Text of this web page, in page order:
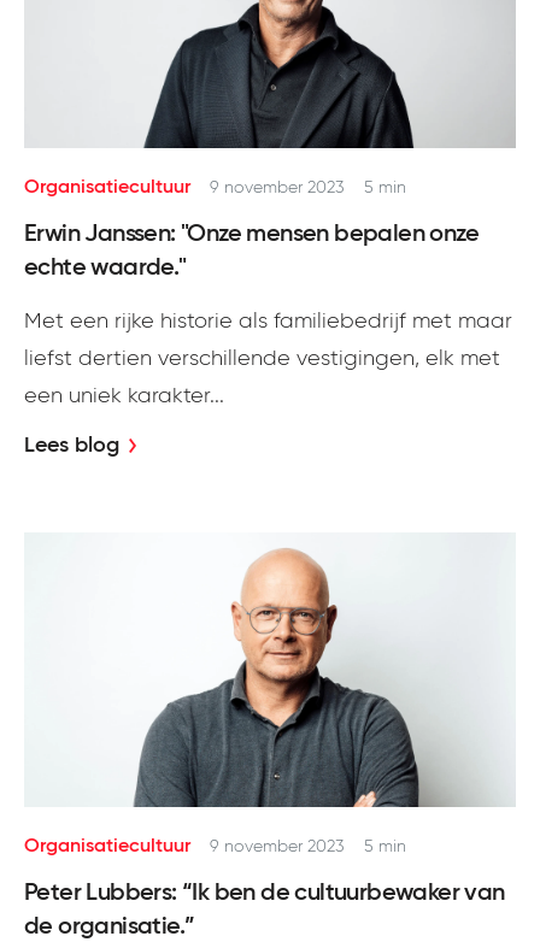
Organisatiecultuur 9 november 2023 5 min
Erwin Janssen: "Onze mensen bepalen onze
echte waarde."
Met een rijke historie als familiebedrijf met maar
liefst dertien verschillende vestigingen, elk met
een uniek karakter...
Lees blog
Organisatiecultuur 9 november 2023 5 min
Peter Lubbers: “Ik ben de cultuurbewaker van
de organisatie.”